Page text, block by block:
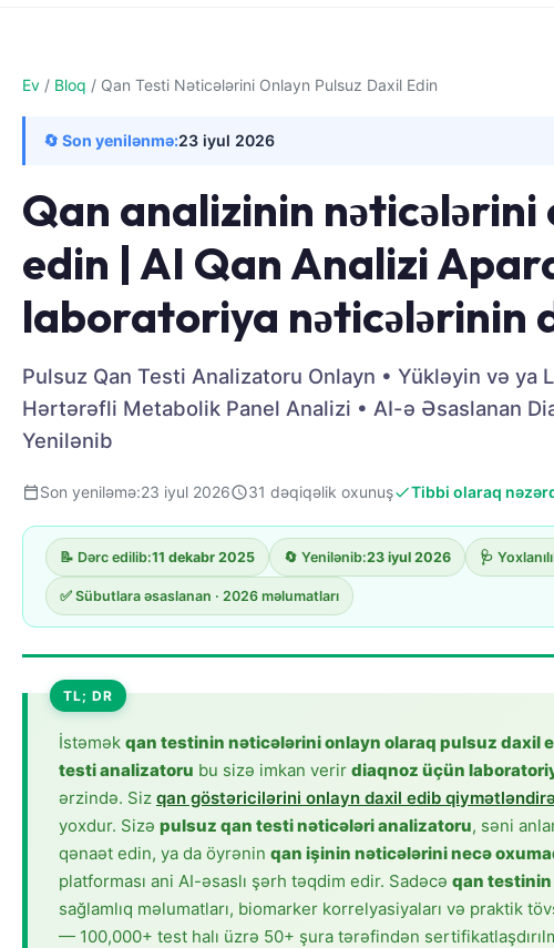
Ev / Bloq / Qan Testi Nəticələrini Onlayn Pulsuz Daxil Edin
🔄 Son yenilənmə:23 iyul 2026
Qan analizinin
edin | AI Qan Analizi
laboratoriya nəticələrinin
Pulsuz Qan Testi Analizatoru Onlayn • Yükləyin və ya
Hərtərəfli Metabolik Panel Analizi • AI-ə Əsaslanan
Yenilənib
Son yeniləmə:23 iyul 2026 31 dəqiqəlik oxunuş Tibbi olaraq
📝 Dərc edilib:11 dekabr 2025 🔄 Yenilənib:23 iyul 2026 🩺
✅ Sübutlara əsaslanan · 2026 məlumatları
TL; DR
İstəmək qan testinin nəticələrini onlayn olaraq pulsuz daxil
testi analizatoru bu sizə imkan verir diaqnoz üçün
ərzində. Siz qan göstəricilərini onlayn daxil edib
yoxdur. Sizə pulsuz qan testi nəticələri analizatoru, səni
qənaət edin, ya da öyrənin qan işinin nəticələrini necə
platforması ani AI-əsaslı şərh təqdim edir. Sadəcə qan
sağlamlıq məlumatları, biomarker korrelyasiyaları və praktik
— 100,000+ test halı üzrə 50+ şura tərəfindən
јазик
мова